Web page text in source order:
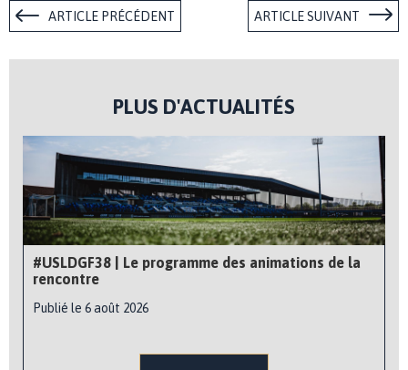
ARTICLE PRÉCÉDENT ARTICLE SUIVANT
PLUS D'ACTUALITÉS
#USLDGF38 | Le programme des animations de la
rencontre
Publié le 6 août 2026